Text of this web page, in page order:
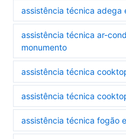
assistência técnica adega
assistência técnica ar-
monumento
assistência técnica
assistência técnica
assistência técnica fogão